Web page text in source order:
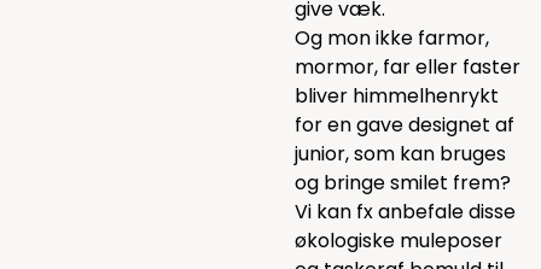
give væk.
Og mon ikke farmor,
mormor, far eller faster
bliver himmelhenrykt
for en gave designet af
junior, som kan bruges
og bringe smilet frem?
Vi kan fx anbefale disse
økologiske muleposer